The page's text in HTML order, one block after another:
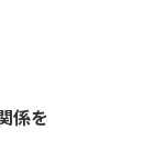
係を